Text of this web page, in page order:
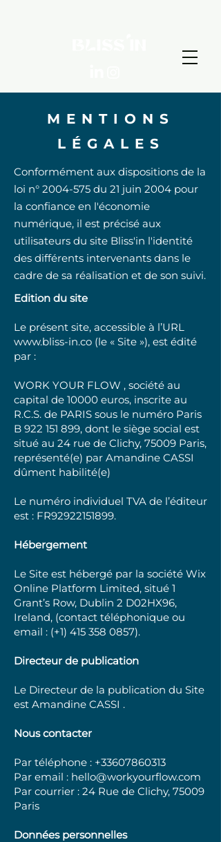
MENTIONS
LÉGALES
Conformément aux dispositions de la
loi n° 2004-575 du 21 juin 2004 pour
la confiance en l'économie
numérique, il est précisé aux
utilisateurs du site Bliss'in l'identité
des différents intervenants dans le
cadre de sa réalisation et de son suivi.
Edition du site
Le présent site, accessible à l’URL
www.bliss-in.co (le « Site »), est édité
par :
WORK YOUR FLOW , société au
capital de 10000 euros, inscrite au
R.C.S. de PARIS sous le numéro Paris
B 922 151 899, dont le siège social est
situé au 24 rue de Clichy, 75009 Paris,
représenté(e) par Amandine CASSI
dûment habilité(e)
Le numéro individuel TVA de l’éditeur
est : FR92922151899.
Hébergement
Le Site est hébergé par la société Wix
Online Platform Limited, situé 1
Grant’s Row, Dublin 2 D02HX96,
Ireland, (contact téléphonique ou
email : (+1) 415 358 0857).
Directeur de publication
Le Directeur de la publication du Site
est Amandine CASSI .
Nous contacter
Par téléphone : +33607860313
Par email : hello@workyourflow.com
Par courrier : 24 Rue de Clichy, 75009
Paris
Données personnelles